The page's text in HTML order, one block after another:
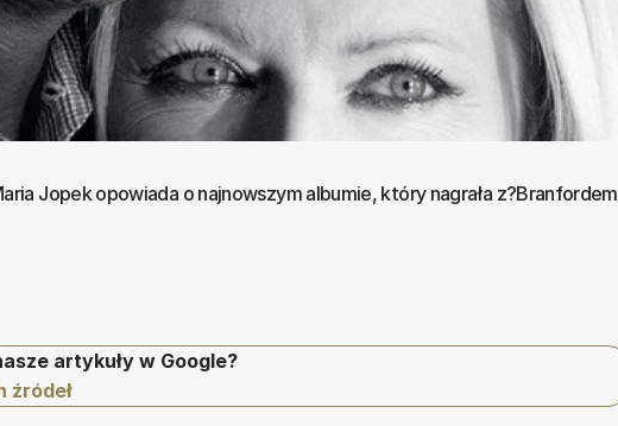
Jopek opowiada o najnowszym albumie, który nagrała z?Branfordem
artykuły w Google?
źródeł